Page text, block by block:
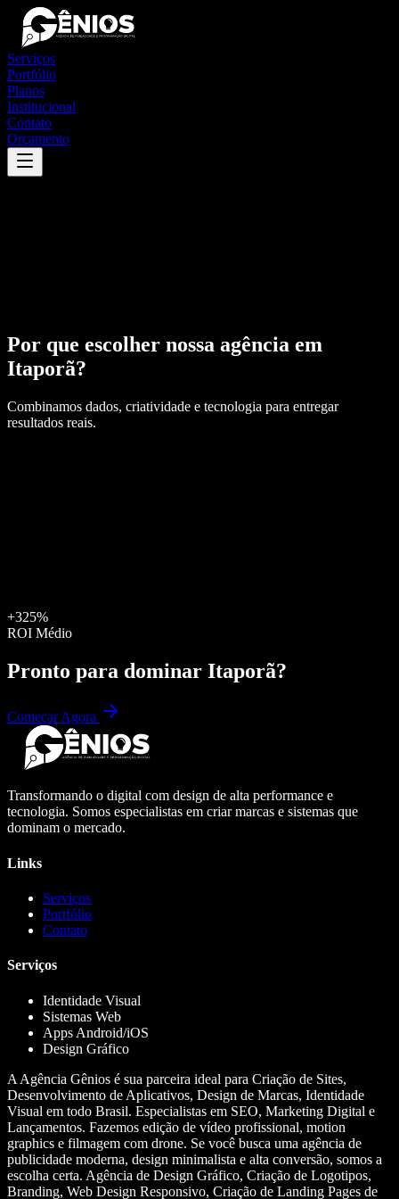
Serviços
Portfólio
Planos
Institucional
Contato
Orçamento
Por que escolher nossa agência em
Itaporã?
Combinamos dados, criatividade e tecnologia para entregar
resultados reais.
+325%
ROI Médio
Pronto para dominar Itaporã?
Começar Agora
Transformando o digital com design de alta performance e
tecnologia. Somos especialistas em criar marcas e sistemas que
dominam o mercado.
Links
Serviços
Portfólio
Contato
Serviços
Identidade Visual
Sistemas Web
Apps Android/iOS
Design Gráfico
A Agência Gênios é sua parceira ideal para Criação de Sites,
Desenvolvimento de Aplicativos, Design de Marcas, Identidade
Visual em todo Brasil. Especialistas em SEO, Marketing Digital e
Lançamentos. Fazemos edição de vídeo profissional, motion
graphics e filmagem com drone. Se você busca uma agência de
publicidade moderna, design minimalista e alta conversão, somos a
escolha certa. Agência de Design Gráfico, Criação de Logotipos,
Branding, Web Design Responsivo, Criação de Landing Pages de